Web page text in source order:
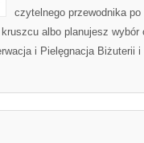
czytelnego przewodnika
albo planujesz
i Pielęgnacja Biżuterii